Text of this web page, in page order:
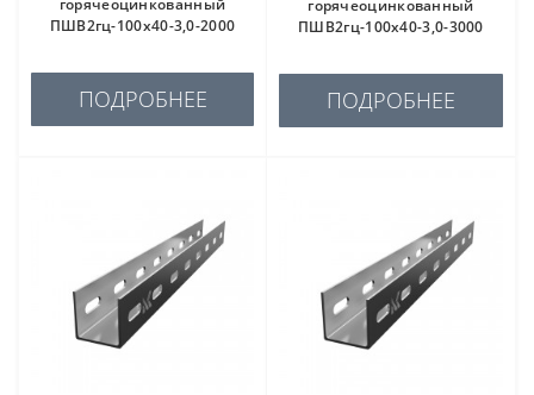
ПШВ2гц-100х40-3,0-2000
ПОДРОБНЕЕ
горячеоцинкованный
ПШВ2гц-100х40-3,0-3000
ПОДРОБНЕЕ